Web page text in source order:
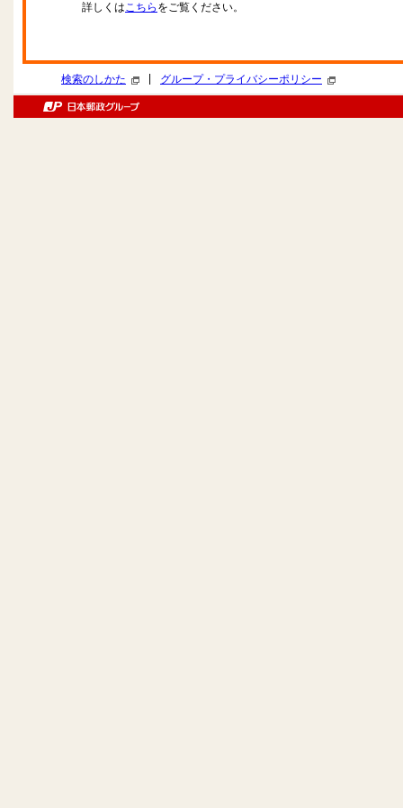
詳しくはこちら をご覧ください。
検索のしかた グループ・プライバシーポリシー